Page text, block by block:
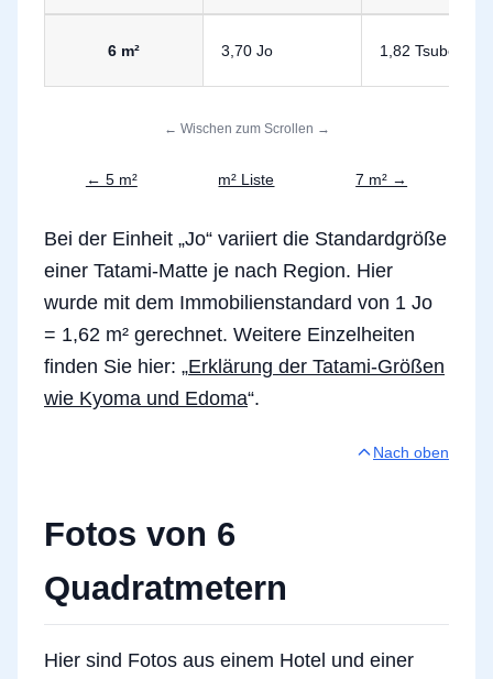
6 m² 3,70 Jo 1,82 Tsubo
← Wischen zum Scrollen →
← 5 m² m² Liste 7 m² →
Bei der Einheit „Jo“ variiert die Standardgröße
einer Tatami-Matte je nach Region. Hier
wurde mit dem Immobilienstandard von 1 Jo
= 1,62 m² gerechnet. Weitere Einzelheiten
finden Sie hier: „Erklärung der Tatami-Größen
wie Kyoma und Edoma“.
Nach oben
Fotos von 6
Quadratmetern
Hier sind Fotos aus einem Hotel und einer